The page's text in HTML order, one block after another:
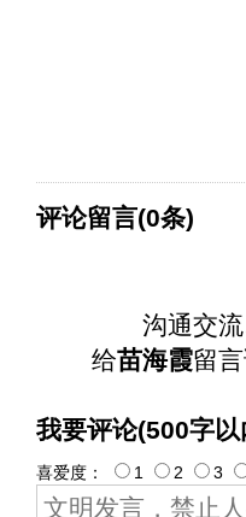
评论留言(0条)
沟通交
给苗海霞留
我要评论(500字以
喜爱度： 1 2 3